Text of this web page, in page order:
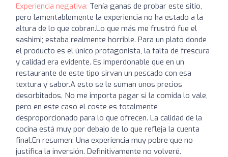
Experiencia negativa: Tenía ganas de probar este sitio,
pero lamentablemente la experiencia no ha estado a la
altura de lo que cobran.Lo que más me frustró fue el
sashimi; estaba realmente horrible. Para un plato donde
el producto es el único protagonista, la falta de frescura
y calidad era evidente. Es imperdonable que en un
restaurante de este tipo sirvan un pescado con esa
textura y sabor.A esto se le suman unos precios
desorbitados. No me importa pagar si la comida lo vale,
pero en este caso el coste es totalmente
desproporcionado para lo que ofrecen. La calidad de la
cocina está muy por debajo de lo que refleja la cuenta
final.En resumen: Una experiencia muy pobre que no
justifica la inversión. Definitivamente no volveré.